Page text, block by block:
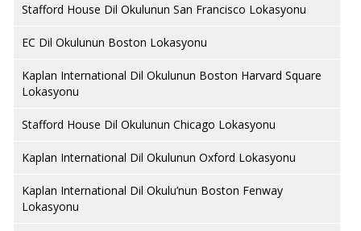
Stafford House Dil Okulunun San Francisco Lokasyonu
EC Dil Okulunun Boston Lokasyonu
Kaplan International Dil Okulunun Boston Harvard Square
Lokasyonu
Stafford House Dil Okulunun Chicago Lokasyonu
Kaplan International Dil Okulunun Oxford Lokasyonu
Kaplan International Dil Okulu’nun Boston Fenway
Lokasyonu